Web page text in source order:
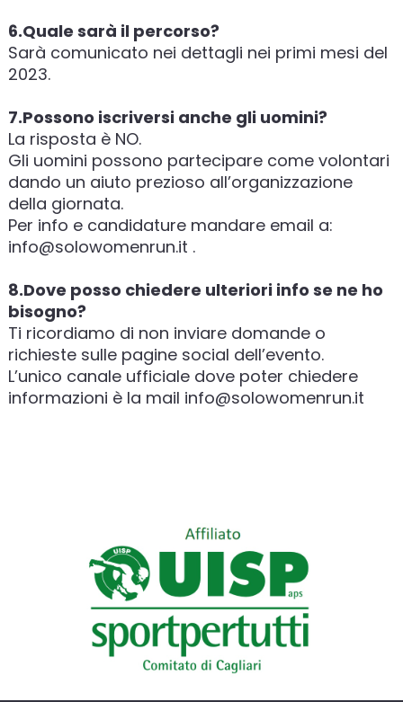
6.Quale sarà il percorso?
Sarà comunicato nei dettagli nei primi mesi del
2023.
7.Possono iscriversi anche gli uomini?
La risposta è NO.
Gli uomini possono partecipare come volontari
dando un aiuto prezioso all’organizzazione
della giornata.
Per info e candidature mandare email a:
info@solowomenrun.it .
8.Dove posso chiedere ulteriori info se ne ho
bisogno?
Ti ricordiamo di non inviare domande o
richieste sulle pagine social dell’evento.
L’unico canale ufficiale dove poter chiedere
informazioni è la mail info@solowomenrun.it